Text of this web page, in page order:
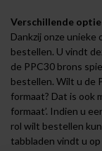
Verschillende
Dankzij onze unieke
bestellen. U vindt
de PPC30 brons
bestellen. Wilt u de
formaat? Dat is ook
formaat’. Indien u
rol wilt bestellen
tabbladen vindt u